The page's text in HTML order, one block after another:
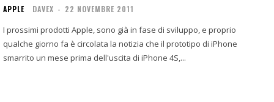
APPLE DAVEX - 22 NOVEMBRE 2011
I prossimi prodotti Apple, sono già in fase di sviluppo, e proprio
qualche giorno fa è circolata la notizia che il prototipo di iPhone
smarrito un mese prima dell'uscita di iPhone 4S,...